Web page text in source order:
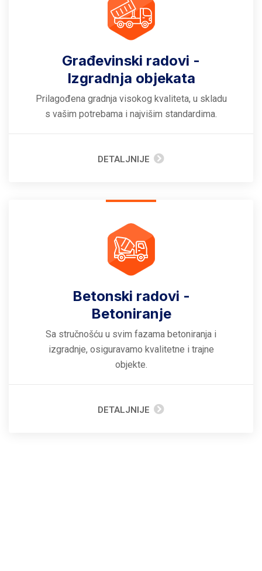
Građevinski radovi -
Izgradnja objekata
Prilagođena gradnja visokog kvaliteta, u skladu
s vašim potrebama i najvišim standardima.
DETALJNIJE
Betonski radovi -
Betoniranje
Sa stručnošću u svim fazama betoniranja i
izgradnje, osiguravamo kvalitetne i trajne
objekte.
DETALJNIJE